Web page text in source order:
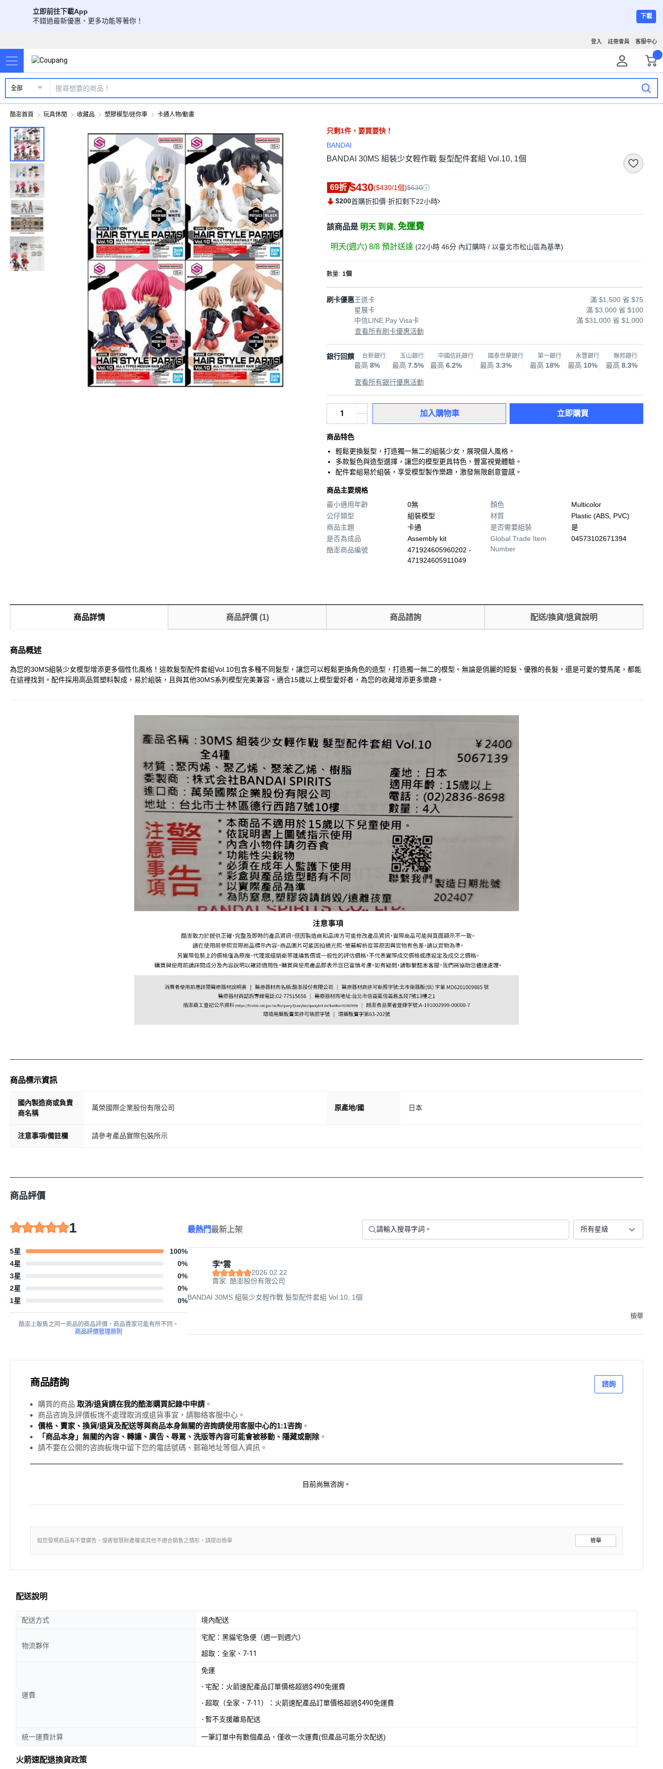
立即前往下載App
不錯過最新優惠、更多功能等著你！
下載
客服中心
註冊會員
登入
全部
酷澎首頁 玩具休閒 收藏品 塑膠模型/迷你車 卡通人物/動畫
只剩1件， 要買要快！
BANDAI
BANDAI 30MS 組裝少女輕作戰 髮型配件套組 Vol.10, 1個
69折 $430($430/1個)$630
$200首購折扣價·折扣剩下22小時
該商品是 明天 到貨, 免運費
明天(週六) 8/8 預計送達 (22小時 46分 內訂購時 / 以臺北市松山區為基準)
數量: 1個
刷卡優惠王道卡
滿 $1,500 省 $75
星展卡
滿 $3,000 省 $100
中信LINE Pay Visa卡
滿 $31,000 省 $1,000
查看所有刷卡優惠活動
銀行回饋 台新銀行
最高 8%
玉山銀行
最高 7.5%
中國信託銀行
最高 6.2%
國泰世華銀行
最高 3.3%
第一銀行
最高 18%
永豐銀行
最高 10%
聯邦銀行
最高 8.3%
查看所有銀行優惠活動
加入購物車 立即購買
商品特色
輕鬆更換髮型，打造獨一無二的組裝少女，展現個人風格。
多款髮色與造型選擇，讓您的模型更具特色，豐富視覺體驗。
配件套組易於組裝，享受模型製作樂趣，激發無限創意靈感。
商品主要規格
最小適用年齡
0無
公仔類型
組裝模型
商品主題
卡通
是否為成品
Assembly kit
酷澎商品編號
471924605960202 -
471924605911049
顏色
Multicolor
材質
Plastic (ABS, PVC)
是否需要組裝
是
Global Trade Item
Number
04573102671394
商品詳情 商品評價(1) 商品諮詢 配送/換貨/退貨說明
商品概述
為您的30MS組裝少女模型增添更多個性化風格！這款髮型配件套組Vol.10包含多種不同髮型，讓您可以輕鬆更換角色的造型，打造獨一無二的模型。無論是俏麗的短髮、優雅的長髮，還是可愛的雙馬尾，都能
在這裡找到。配件採用高品質塑料製成，易於組裝，且與其他30MS系列模型完美兼容。適合15歲以上模型愛好者，為您的收藏增添更多樂趣。
商品標示資訊
國內製造商或負責
商名稱
萬榮國際企業股份有限公司 原產地/國 日本
注意事項/備註欄 請參考產品實際包裝所示
商品評價
1
5星 100%
4星
0%
3星
0%
2星
0%
1星
0%
酷澎上販售之同一商品的商品評價，商品賣家可能有所不同。
商品評價管理原則
最熱門最新上架 所有星級
李*雲
2026.02.22
賣家: 酷澎股份有限公司
BANDAI 30MS 組裝少女輕作戰 髮型配件套組 Vol.10, 1個
檢舉
商品諮詢 諮詢
購買的商品 取消/退貨請在我的酷澎購買記錄中申請 。
商品咨詢及評價板塊不處理取消或退貨事宜，請聯絡客服中心。
價格、賣家、換貨/退貨及配送等與商品本身無關的咨詢請使用客服中心的1:1咨詢 。
「商品本身」無關的內容、轉讓、廣告、辱罵、洗版等內容可能會被移動、隱藏或刪除。
請不要在公開的咨詢板塊中留下您的電話號碼、郵箱地址等個人資訊。
目前尚無咨詢。
如您發現商品有不實廣告、侵害智慧財產權或其他不適合銷售之情形，請提出檢舉 檢舉
配送說明
配送方式 境內配送
物流夥伴
宅配：黑貓宅急便（週一到週六）
超取：全家、7-11
運費
免運
- 宅配：火箭速配產品訂單價格超過$490免運費
- 超取（全家、7-11）：火箭速配產品訂單價格超過$490免運費
- 暫不支援離島配送
統一運費計算 一筆訂單中有數個產品，僅收一次運費(但產品可能分次配送)
火箭速配退換貨政策